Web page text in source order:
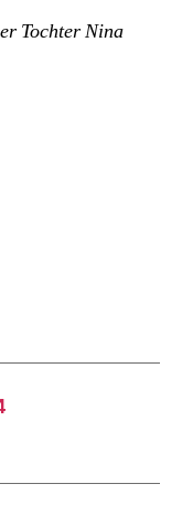
Tochter Nina